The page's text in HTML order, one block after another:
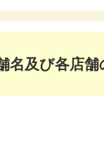
名及び各店